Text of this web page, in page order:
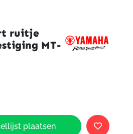
ruitje
MT-
plaatsen